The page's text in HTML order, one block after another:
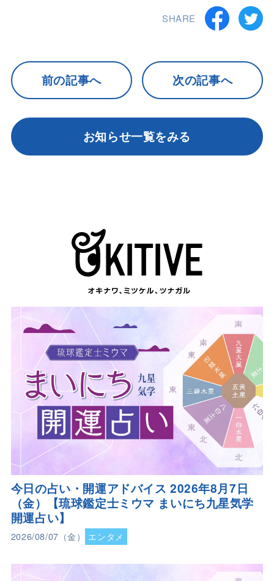
SHARE
前の記事へ 次の記事へ
お知らせ一覧をみる
今日の占い・開運アドバイス 2026年8月7日
（金）【琉球鑑定士ミウマ まいにち九星気学
開運占い】
2026/08/07（金） エンタメ